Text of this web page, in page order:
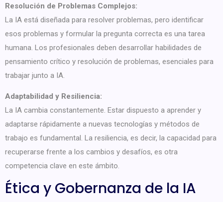
Resolución de Problemas Complejos:
La IA está diseñada para resolver problemas, pero identificar
esos problemas y formular la pregunta correcta es una tarea
humana. Los profesionales deben desarrollar habilidades de
pensamiento crítico y resolución de problemas, esenciales para
trabajar junto a IA.
Adaptabilidad y Resiliencia:
La IA cambia constantemente. Estar dispuesto a aprender y
adaptarse rápidamente a nuevas tecnologías y métodos de
trabajo es fundamental. La resiliencia, es decir, la capacidad para
recuperarse frente a los cambios y desafíos, es otra
competencia clave en este ámbito.
Ética y Gobernanza de la IA